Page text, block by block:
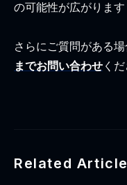
の可能性が広がります
さらにご質問がある場
までお問い合わせ くだ
Related